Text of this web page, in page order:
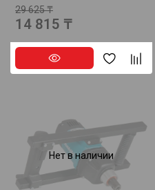
29 625 ₸
14 815 ₸
Нет в наличии